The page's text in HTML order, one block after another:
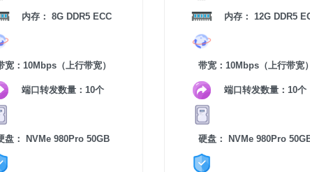
内存： 8G DDR5 ECC
宽：10Mbps（上行带宽）
端口转发数量：10个
盘： NVMe 980Pro 50GB
内存： 12G DDR5
带宽：10Mbps（上行带宽
端口转发数量：10个
硬盘： NVMe 980Pro